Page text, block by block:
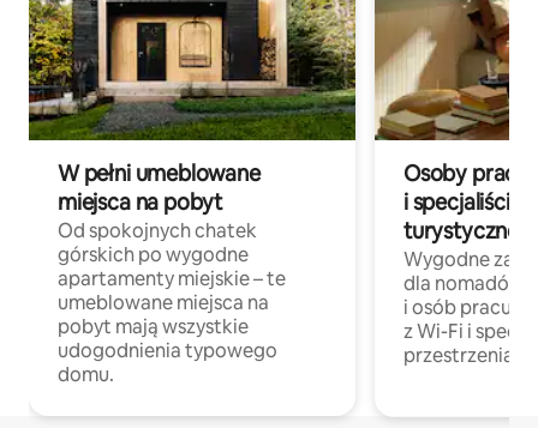
W pełni umeblowane
miejsca na pobyt
Od spokojnych chatek
górskich po wygodne
apartamenty miejskie – te
umeblowane miejsca na
pobyt mają wszystkie
udogodnienia typowego
domu.
Osoby
i specjaliści z
turystycznej
Wygodne
dla nomadów
i osób
z Wi-Fi i
przestrzenią